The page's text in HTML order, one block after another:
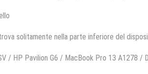
solitamente nella parte inferiore del
/ HP Pavilion G6 / MacBook Pro 13 A1278 /